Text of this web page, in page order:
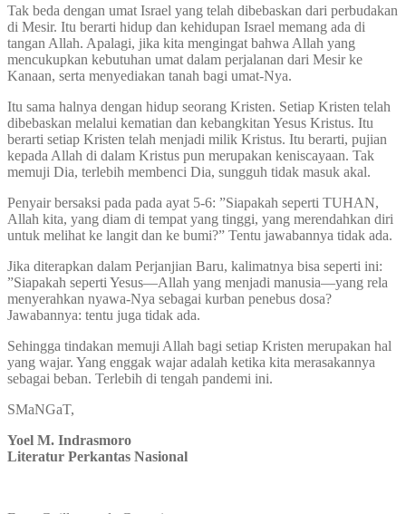
Tak beda dengan umat Israel yang telah dibebaskan dari perbudakan
di Mesir. Itu berarti hidup dan kehidupan Israel memang ada di
tangan Allah. Apalagi, jika kita mengingat bahwa Allah yang
mencukupkan kebutuhan umat dalam perjalanan dari Mesir ke
Kanaan, serta menyediakan tanah bagi umat-Nya.
Itu sama halnya dengan hidup seorang Kristen. Setiap Kristen telah
dibebaskan melalui kematian dan kebangkitan Yesus Kristus. Itu
berarti setiap Kristen telah menjadi milik Kristus. Itu berarti, pujian
kepada Allah di dalam Kristus pun merupakan keniscayaan. Tak
memuji Dia, terlebih membenci Dia, sungguh tidak masuk akal.
Penyair bersaksi pada pada ayat 5-6: ”Siapakah seperti TUHAN,
Allah kita, yang diam di tempat yang tinggi, yang merendahkan diri
untuk melihat ke langit dan ke bumi?” Tentu jawabannya tidak ada.
Jika diterapkan dalam Perjanjian Baru, kalimatnya bisa seperti ini:
”Siapakah seperti Yesus—Allah yang menjadi manusia—yang rela
menyerahkan nyawa-Nya sebagai kurban penebus dosa?
Jawabannya: tentu juga tidak ada.
Sehingga tindakan memuji Allah bagi setiap Kristen merupakan hal
yang wajar. Yang enggak wajar adalah ketika kita merasakannya
sebagai beban. Terlebih di tengah pandemi ini.
SMaNGaT,
Yoel M. Indrasmoro
Literatur Perkantas Nasional